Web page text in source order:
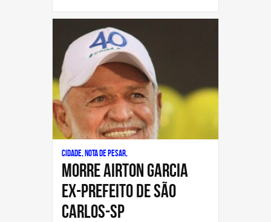
Cidade, Nota de Pesar,
MORRE AIRTON GARCIA
EX-PREFEITO DE SÃO
CARLOS-SP